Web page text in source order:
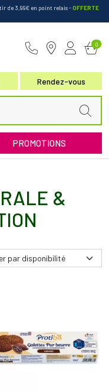
de 3,99€ en point relais-OFFERTE
Rendez-vous
0
PROMOTIONS
&